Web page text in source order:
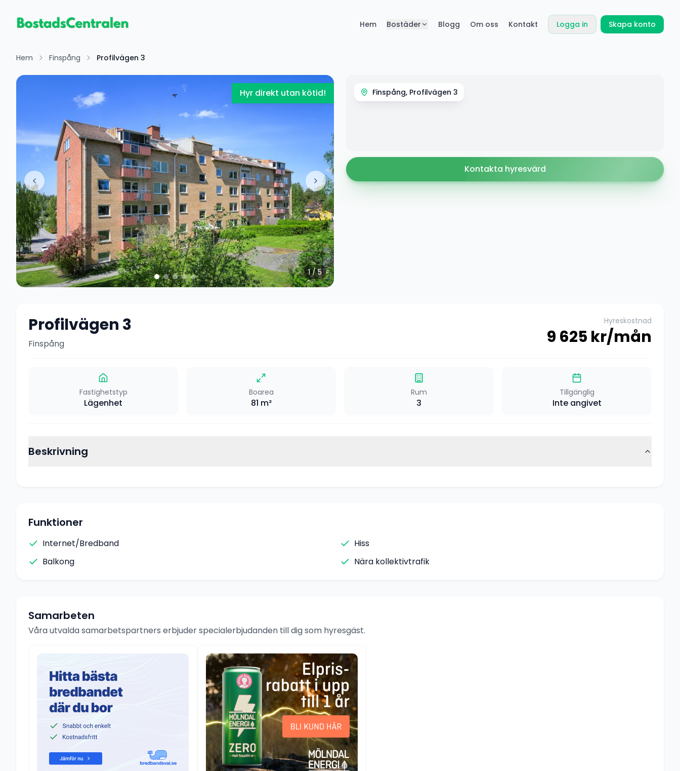
Hem Bostäder Blogg Om oss Kontakt Logga in Skapa konto
Hem Finspång Profilvägen 3
Hyr direkt utan kötid!
1/5
Finspång, Profilvägen 3
Kontakta hyresvärd
Profilvägen 3
Finspång
Hyreskostnad
9 625 kr/mån
Fastighetstyp
Lägenhet
Boarea
81 m²
Rum
3
Tillgänglig
Inte angivet
Beskrivning
Funktioner
Internet/Bredband
Hiss
Balkong
Nära kollektivtrafik
Samarbeten
Våra utvalda samarbetspartners erbjuder specialerbjudanden till dig som hyresgäst.